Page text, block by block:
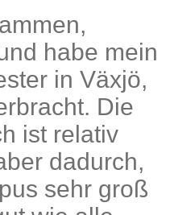
habe mein
in Växjö,
Die
ist relativ
dadurch,
sehr groß